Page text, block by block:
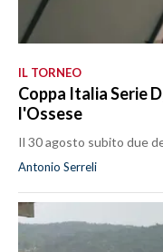
IL TORNEO
Coppa Italia Serie
l'Ossese
Il 30 agosto subito due
Antonio Serreli